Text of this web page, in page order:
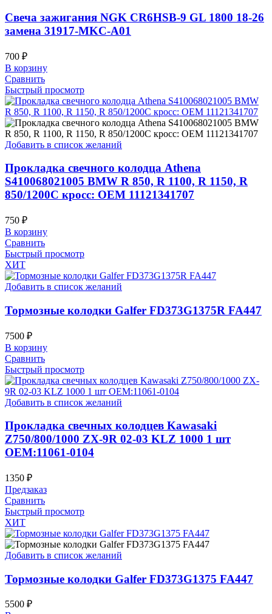
Свеча зажигания NGK CR6HSB-9 GL 1800 18-26
замена 31917-MKC-A01
700 ₽
В корзину
Сравнить
Быстрый просмотр
Добавить в список желаний
Прокладка свечного колодца Athena
S410068021005 BMW R 850, R 1100, R 1150, R
850/1200C кросс: OEM 11121341707
750 ₽
В корзину
Сравнить
Быстрый просмотр
ХИТ
Добавить в список желаний
Тормозные колодки Galfer FD373G1375R FA447
7500 ₽
В корзину
Сравнить
Быстрый просмотр
Добавить в список желаний
Прокладка свечных колодцев Kawasaki
Z750/800/1000 ZX-9R 02-03 KLZ 1000 1 шт
OEM:11061-0104
1350 ₽
Предзаказ
Сравнить
Быстрый просмотр
ХИТ
Добавить в список желаний
Тормозные колодки Galfer FD373G1375 FA447
5500 ₽